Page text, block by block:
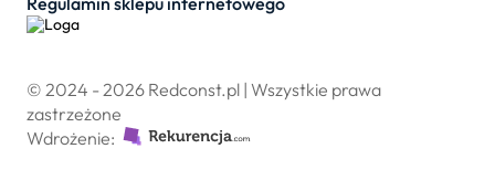
© 2024 - 2026 Redconst.pl | Wszystkie prawa
zastrzeżone
Wdrożenie: